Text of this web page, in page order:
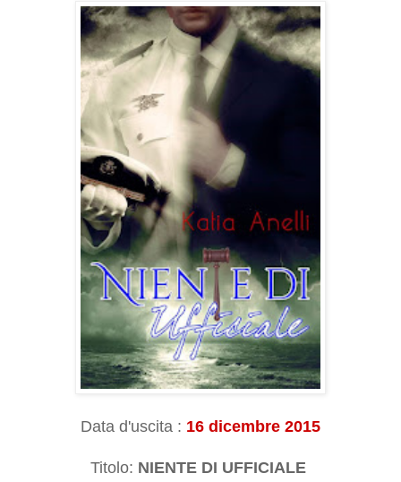
Data d'uscita : 16 dicembre 2015
Titolo: NIENTE DI UFFICIALE